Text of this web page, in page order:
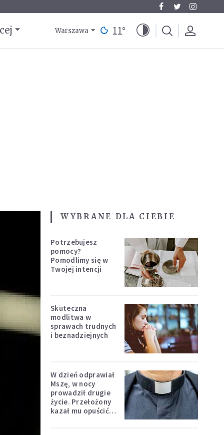
Warszawa 11°
WYBRANE DLA CIEBIE
Potrzebujesz
pomocy?
Pomodlimy się w
Twojej intencji
Skuteczna
modlitwa w
sprawach trudnych
i beznadziejnych
W dzień odprawiał
Mszę, w nocy
prowadził drugie
życie. Przełożony
kazał mu opuścić